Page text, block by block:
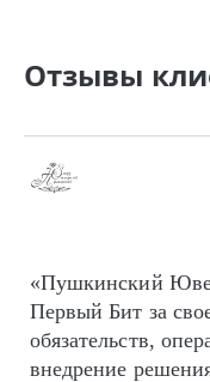
Отзывы
«Пушкинский
Первый Бит за
обязательств,
внедрение